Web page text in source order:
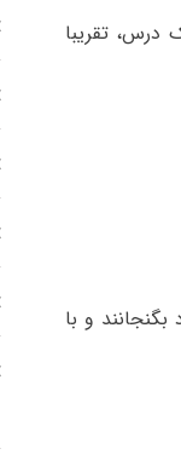
درس، تقریبا
و با